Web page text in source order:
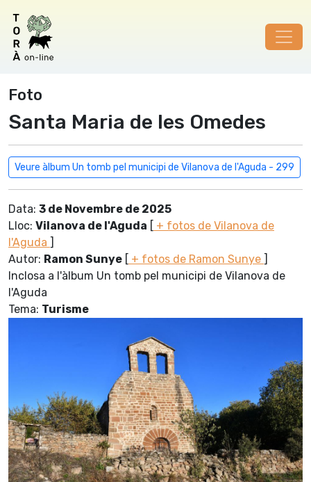
Foto
Santa Maria de les Omedes
Veure àlbum Un tomb pel municipi de Vilanova de l'Aguda - 299
Data: 3 de Novembre de 2025
Lloc: Vilanova de l'Aguda [ + fotos de Vilanova de
l'Aguda ]
Autor: Ramon Sunye [ + fotos de Ramon Sunye ]
Inclosa a l'àlbum Un tomb pel municipi de Vilanova de
l'Aguda
Tema: Turisme